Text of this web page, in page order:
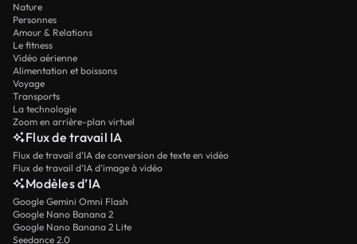
Nature
Personnes
Amour & Relations
Le fitness
Vidéo aérienne
Alimentation et boissons
Voyage
Transports
La technologie
Zoom en arrière-plan virtuel
Flux de travail IA
Flux de travail d’IA de conversion de texte en vidéo
Flux de travail d’IA d’image à vidéo
Modèles d’IA
Google Gemini Omni Flash
Google Nano Banana 2
Google Nano Banana 2 Lite
Seedance 2.0